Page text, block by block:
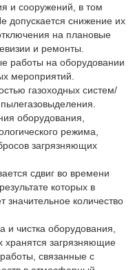
и сооружений, в том
допускается снижение их
на плановые
и ремонты.
работы на оборудовании
мероприятий.
газоходных систем/
пылегазовыделения.
оборудования,
режима,
загрязняющих
сдвиг во времени
которых в
значительное количество
и чистка оборудования,
хранятся загрязняющие
связанные с